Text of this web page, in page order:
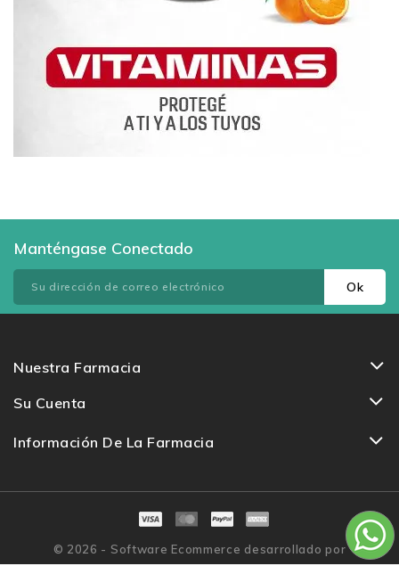
Manténgase Conectado
Nuestra Farmacia
Su Cuenta
Información De La Farmacia
© 2026 - Software Ecommerce desarrollado por